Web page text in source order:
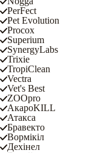
PerFect
Pet Evolution
Procox
Superium
SynergyLabs
Trixie
TropiClean
Vectra
Vet's Best
ZOOpro
АкароKILL
Атакса
Бравекто
Вормікіл
Дехінел